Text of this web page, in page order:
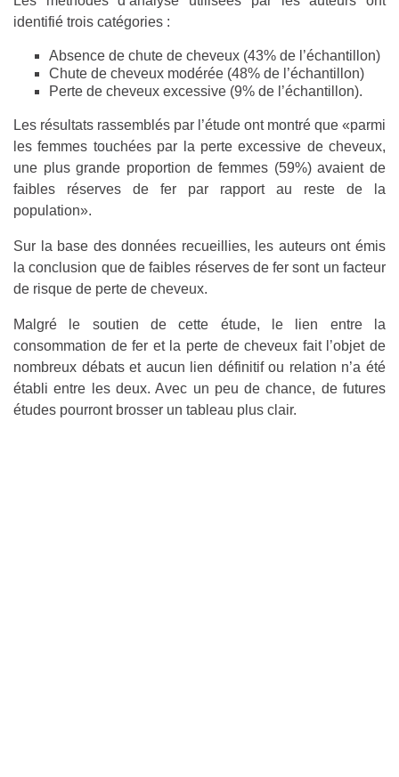
identifié trois catégories :
Absence de chute de cheveux (43% de l’échantillon)
Chute de cheveux modérée (48% de l’échantillon)
Perte de cheveux excessive (9% de l’échantillon).
Les résultats rassemblés par l’étude ont montré que «parmi
les femmes touchées par la perte excessive de cheveux,
une plus grande proportion de femmes (59%) avaient de
faibles réserves de fer par rapport au reste de la
population».
Sur la base des données recueillies, les auteurs ont émis
la conclusion que de faibles réserves de fer sont un facteur
de risque de perte de cheveux.
Malgré le soutien de cette étude, le lien entre la
consommation de fer et la perte de cheveux fait l’objet de
nombreux débats et aucun lien définitif ou relation n’a été
établi entre les deux. Avec un peu de chance, de futures
études pourront brosser un tableau plus clair.